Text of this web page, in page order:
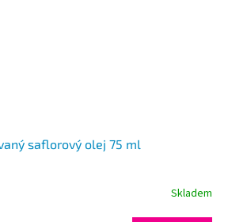
saflorový olej 75 ml
Skladem